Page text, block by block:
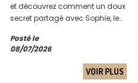
et découvrez comment un doux
secret partagé avec Sophie, le
Nôtre et la complicité du Roi-
Soleil ont donné naissance à
ce nouveau chapitre brodé.
Laissez-vous conter l'histoire de
Posté le
08/07/2026
VOIR PLUS